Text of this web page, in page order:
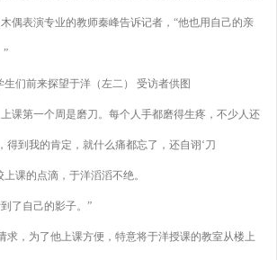
偶表演专业的教师秦峰告诉记者，“他也用自己的亲
”
生们前来探望于洋（左二） 受访者供图
第一个周是磨刀。每个人手都磨得生疼，不少人还
得到我的肯定，就什么痛都忘了，还自诩‘刀
课的点滴，于洋滔滔不绝。
了自己的影子。”
，为了他上课方便，特意将于洋授课的教室从楼上